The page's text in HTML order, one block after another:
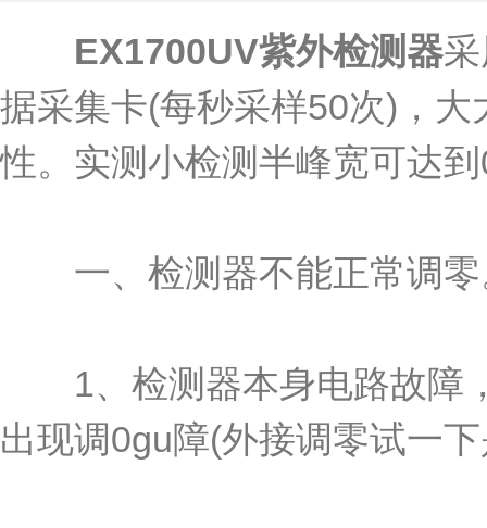
EX1700UV紫外检测器
据采集卡(每秒采样50次)，
性。实测小检测半峰宽可达
一、检测器不能正常调零
1、检测器本身电路故障
出现调0gu障(外接调零试一